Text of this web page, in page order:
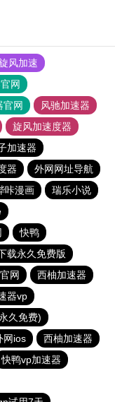
风加速
网
官网
风驰加速器
旋风加速度器
加速器
器
外网网址导航
咔漫画
瑞乐小说
快鸭
载永久免费版
网
西柚加速器
器vp
久免费)
网ios
西柚加速器
快鸭vp加速器